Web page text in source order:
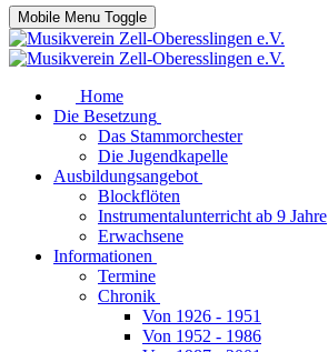
Mobile Menu Toggle
Home
Die Besetzung
Das Stammorchester
Die Jugendkapelle
Ausbildungsangebot
Blockflöten
Instrumentalunterricht ab 9 Jahre
Erwachsene
Informationen
Termine
Chronik
Von 1926 - 1951
Von 1952 - 1986